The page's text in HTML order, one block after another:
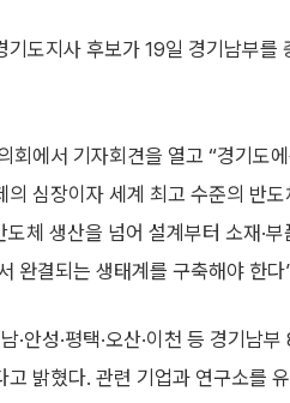
도지사 후보가 19일 경기남부를
회에서 기자회견을 열고 “경기도에
의 심장이자 세계 최고 수준의 반
체 생산을 넘어 설계부터 소재·
완결되는 생태계를 구축해야 한다
·안성·평택·오산·이천 등 경기남
밝혔다. 관련 기업과 연구소를